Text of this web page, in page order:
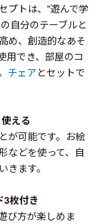
プトは、"遊んで学
自分のテーブルと
め、創造的なあそ
用でき、部屋のコ
チェアとセットで
える
が可能です。お絵
などを使って、自
ます。
3枚付き
び方が楽しめま